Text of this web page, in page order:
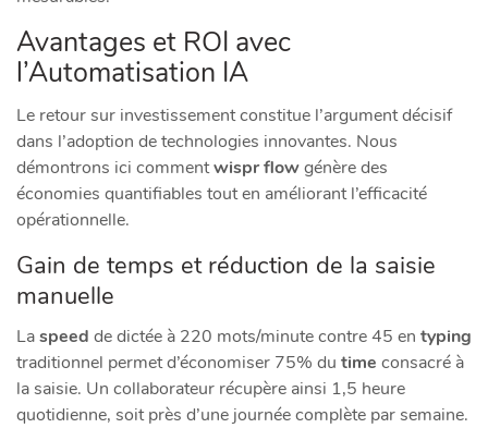
Avantages et ROI avec
l’Automatisation IA
Le retour sur investissement constitue l’argument décisif
dans l’adoption de technologies innovantes. Nous
démontrons ici commentwispr flowgénère des
économies quantifiables tout en améliorant l’efficacité
opérationnelle.
Gain de temps et réduction de la saisie
manuelle
Laspeed de dictée à 220 mots/minute contre 45 en typing
traditionnel permet d’économiser 75% du time consacré à
la saisie. Un collaborateur récupère ainsi 1,5 heure
quotidienne, soit près d’une journée complète par semaine.